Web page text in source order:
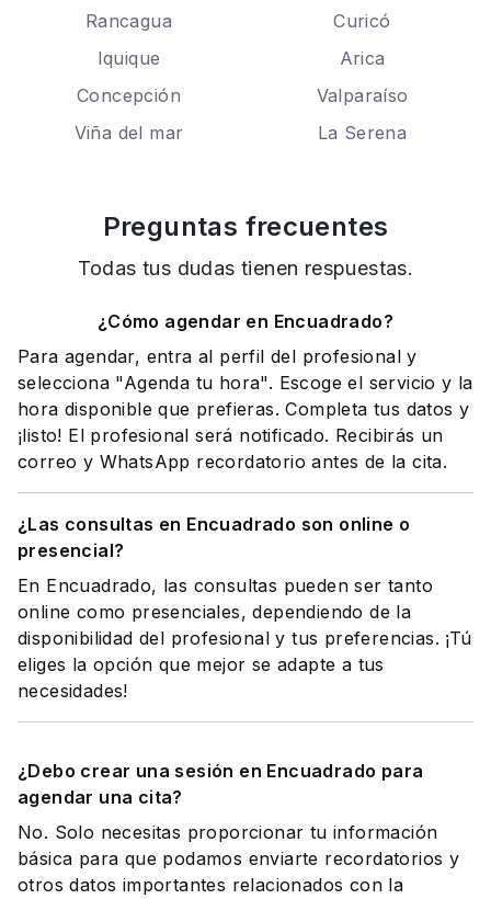
Rancagua
Curicó
Iquique
Arica
Concepción
Valparaíso
Viña del mar
La Serena
Preguntas frecuentes
Todas tus dudas tienen respuestas.
¿Cómo agendar en Encuadrado?
Para agendar, entra al perfil del profesional y
selecciona "Agenda tu hora". Escoge el servicio y la
hora disponible que prefieras. Completa tus datos y
¡listo! El profesional será notificado. Recibirás un
correo y WhatsApp recordatorio antes de la cita.
¿Las consultas en Encuadrado son online o
presencial?
En Encuadrado, las consultas pueden ser tanto
online como presenciales, dependiendo de la
disponibilidad del profesional y tus preferencias. ¡Tú
eliges la opción que mejor se adapte a tus
necesidades!
¿Debo crear una sesión en Encuadrado para
agendar una cita?
No. Solo necesitas proporcionar tu información
básica para que podamos enviarte recordatorios y
otros datos importantes relacionados con la